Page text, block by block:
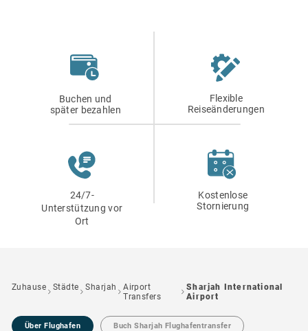
Buchen und
später bezahlen
Flexible
Reiseänderungen
Kostenlose
Stornierung
24/7-
Unterstützung vor
Ort
Zuhause Städte Sharjah
Airport
Transfers
Sharjah International
Airport
Über Flughafen Buch Sharjah Flughafentransfer